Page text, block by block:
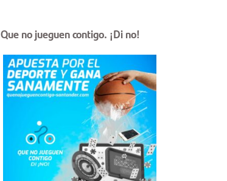
Que no jueguen contigo. ¡Di no!